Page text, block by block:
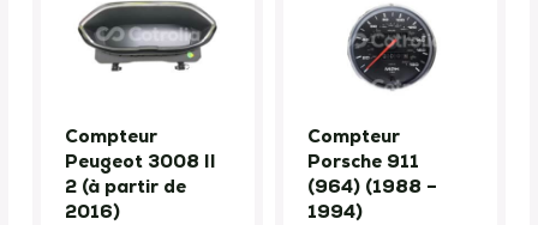
Compteur
Peugeot 3008 II
2 (à partir de
2016)
Compteur
Porsche 911
(964) (1988 –
1994)